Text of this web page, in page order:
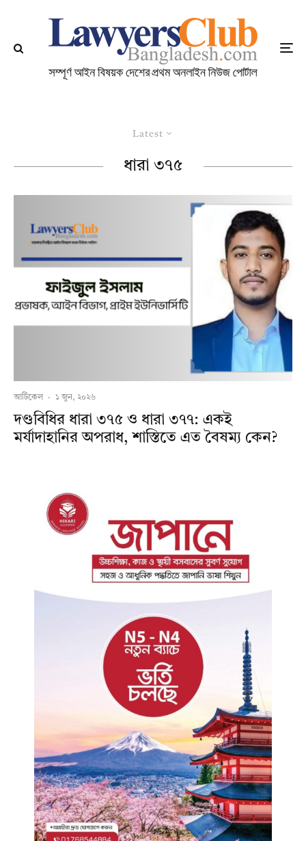
Latest
ধারা ৩৭৫
আর্টিকেল · ১ জুন, ২০২৬
দণ্ডবিধির ধারা ৩৭৫ ও ধারা ৩৭৭: একই
মর্যাদাহানির অপরাধ, শাস্তিতে এত বৈষম্য কেন?